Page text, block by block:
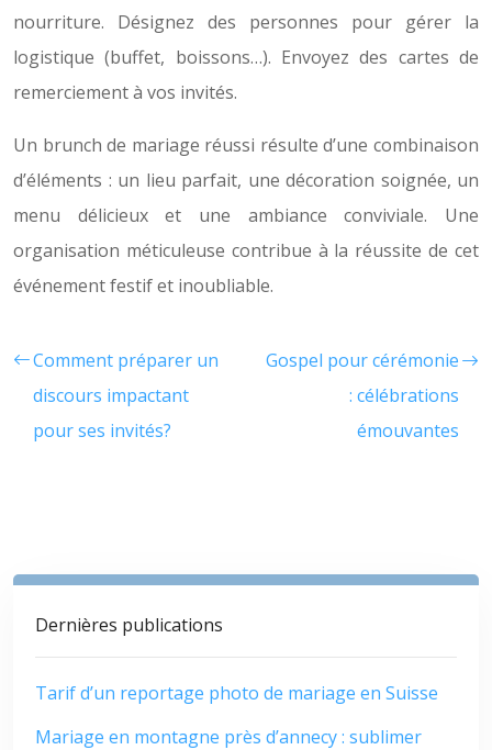
nourriture. Désignez des personnes pour gérer la
logistique (buffet, boissons…). Envoyez des cartes de
remerciement à vos invités.
Un brunch de mariage réussi résulte d’une combinaison
d’éléments : un lieu parfait, une décoration soignée, un
menu délicieux et une ambiance conviviale. Une
organisation méticuleuse contribue à la réussite de cet
événement festif et inoubliable.
Comment préparer un
discours impactant
pour ses invités?
Gospel pour cérémonie
: célébrations
émouvantes
Dernières publications
Tarif d’un reportage photo de mariage en Suisse
Mariage en montagne près d’annecy : sublimer